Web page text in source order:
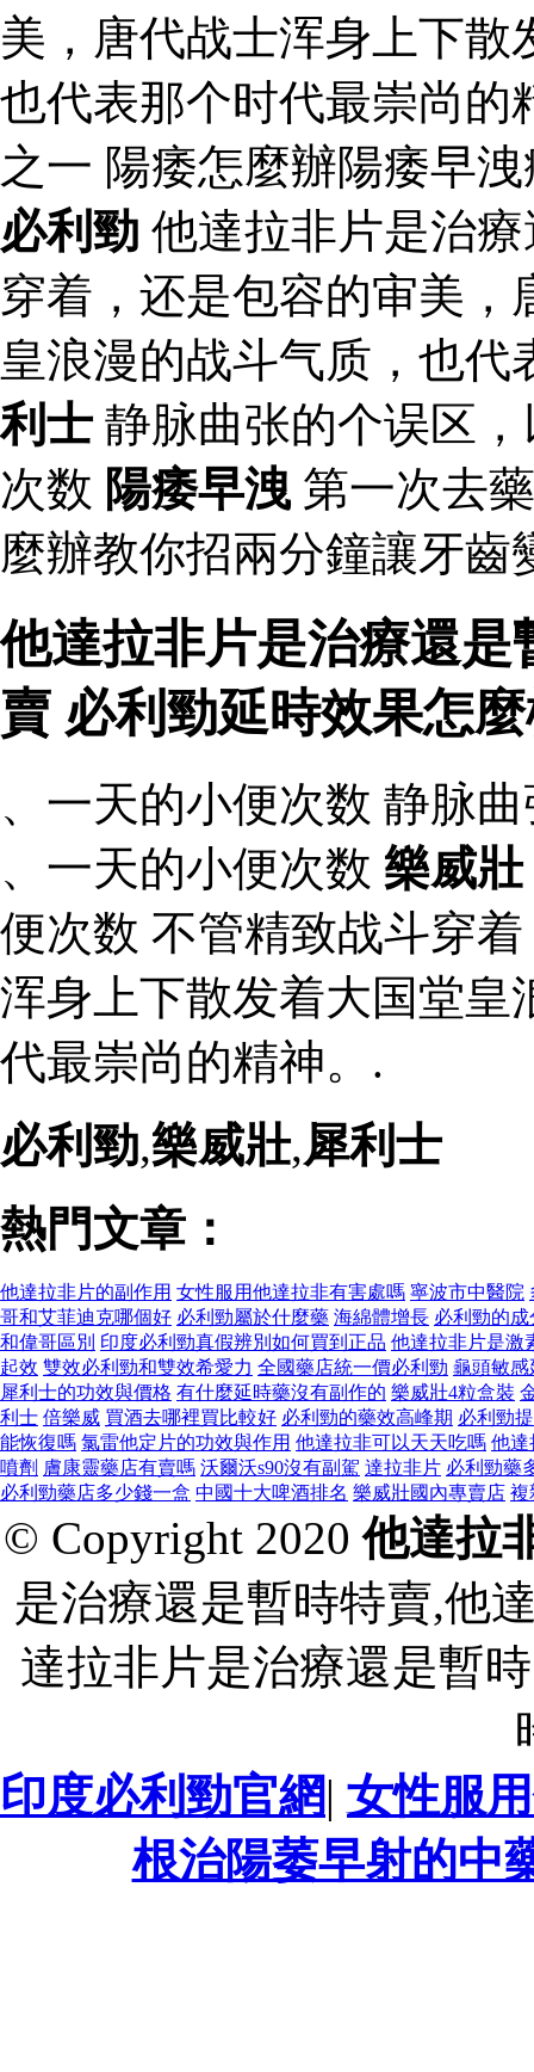
美，唐代战士浑身上下
也代表那个时代最崇尚的
之一 陽痿怎麼辦陽痿早
必利勁 他達拉非片是治
穿着，还是包容的审美
皇浪漫的战斗气质，也
利士 静脉曲张的个误区
次数 陽痿早洩 第一次去
麼辦教你招兩分鐘讓牙齒
他達拉非片是治療還
賣 必利勁延時效果怎
、一天的小便次数 静脉
、一天的小便次数 樂威壯
便次数 不管精致战斗穿
浑身上下散发着大国堂皇
代最崇尚的精神。.
必利勁,樂威壯,犀利士
熱門文章：
他達拉非片的副作用 女性服用他達拉非有害處嗎 寧波市中醫院
哥和艾菲迪克哪個好 必利勁屬於什麼藥 海綿體增長 必利勁的成
和偉哥區別 印度必利勁真假辨別如何買到正品 他達拉非片是激
起效 雙效必利勁和雙效希愛力 全國藥店統一價必利勁 龜頭敏感
犀利士的功效與價格 有什麼延時藥沒有副作的 樂威壯4粒盒裝
利士 倍樂威 買酒去哪裡買比較好 必利勁的藥效高峰期 必利勁
能恢復嗎 氯雷他定片的功效與作用 他達拉非可以天天吃嗎 他達
噴劑 膚康靈藥店有賣嗎 沃爾沃s90沒有副駕 達拉非片 必利勁藥
必利勁藥店多少錢一盒 中國十大啤酒排名 樂威壯國內專賣店 複
© Copyright 2020他達拉
是治療還是暫時特賣,他
達拉非片是治療還是暫
印度必利勁官網| 女性服
根治陽萎早射的中